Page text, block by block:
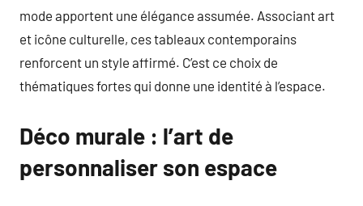
mode apportent une élégance assumée. Associant art
et icône culturelle, ces tableaux contemporains
renforcent un style affirmé. C’est ce choix de
thématiques fortes qui donne une identité à l’espace.
Déco murale : l’art de
personnaliser son espace